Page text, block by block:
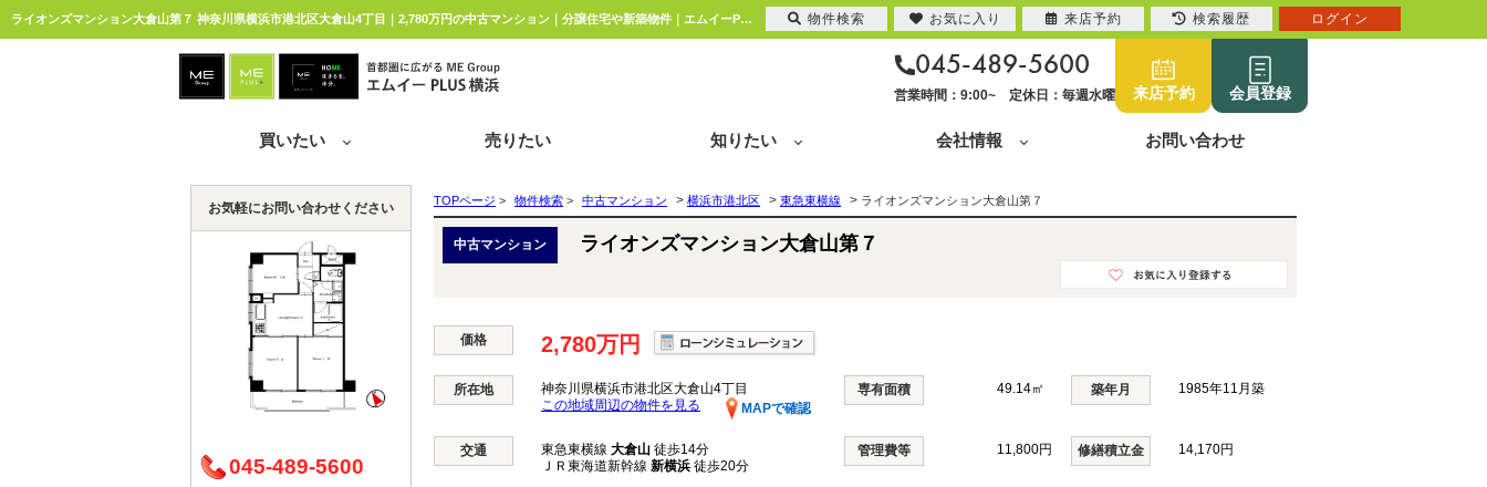
ライオンズマンション大倉山第７ 神奈川県横浜市港北区大倉山4丁目｜2,780万円の中古マンション｜分譲住宅や新築物件｜エムイーPLUS横浜
045-489-5600
営業時間：9:00~ 定休日：毎週水曜 来店予約 会員登録
買いたい 売りたい 知りたい 会社情報 お問い合わせ
TOPページ > 物件検索 > 中古マンション > 横浜市港北区 > 東急東横線 > ライオンズマンション大倉山第７
中古マンション ライオンズマンション大倉山第７
価格 2,780万円
所在地
神奈川県横浜市港北区大倉山4丁目
MAPで確認
この地域周辺の物件を見る
専有面積 49.14㎡ 築年月 1985年11月築
交通 東急東横線 大倉山 徒歩14分
ＪＲ東海道新幹線 新横浜 徒歩20分
管理費等 11,800円 修繕積立金 14,170円
お気軽にお問い合わせください
045-489-5600
物件検索 お気に入り 来店予約 検索履歴 ログイン